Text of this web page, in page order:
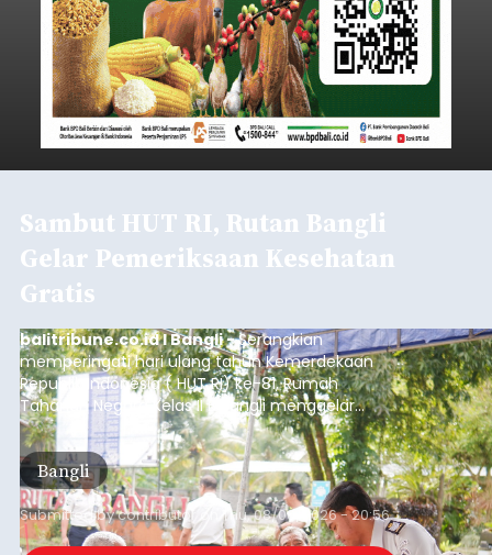
Sambut HUT RI, Rutan Bangli
Gelar Pemeriksaan Kesehatan
Gratis
balitribune.co.id I Bangli -Serangkian
memperingati hari ulang tahun Kemerdekaan
Republik Indonesia ( HUT RI) ke-81, Rumah
Tahanan Negara Kelas II B Bangli menggelar
kegiatan pemeriksaan kesehatan gratis, Rabu
(6/8/2026).
Bangli
Submitted bycontributor Thu, 08/06/2026 - 20:56